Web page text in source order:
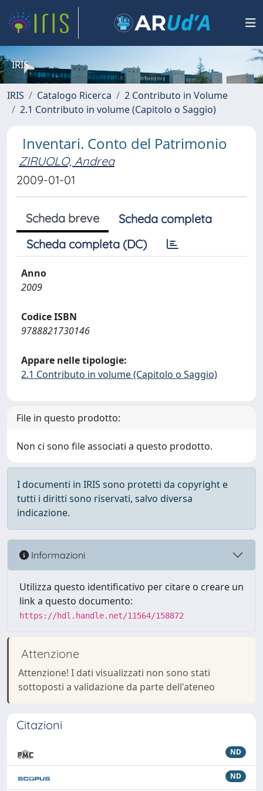
IRIS
IRIS Catalogo Ricerca
2 Contributo in Volume
2.1 Contributo in volume (Capitolo o Saggio)
Inventari. Conto del Patrimonio
ZIRUOLO, Andrea
2009-01-01
Scheda breve
Scheda completa
Scheda completa (DC)
Anno
2009
Codice ISBN
9788821730146
Appare nelle tipologie:
2.1 Contributo in volume (Capitolo o Saggio)
File in questo prodotto:
Non ci sono file associati a questo prodotto.
I documenti in IRIS sono protetti da copyright e
tutti i diritti sono riservati, salvo diversa
indicazione.
Informazioni
Utilizza questo identificativo per citare o creare un
link a questo documento:
https://hdl.handle.net/11564/158872
Attenzione
Attenzione! I dati visualizzati non sono stati
sottoposti a validazione da parte dell'ateneo
Citazioni
ND
ND